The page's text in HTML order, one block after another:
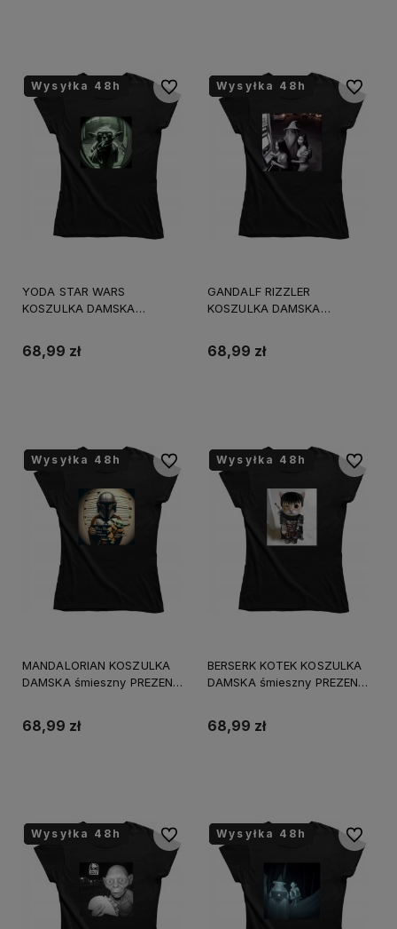
Wysyłka 48h
Wysyłka 48h
YODA STAR WARS
KOSZULKA DAMSKA
68,99 zł
Do ulubionychWysyłka 48h
Wysyłka 48h
Wysyłka 48h
GANDALF RIZZLER
KOSZULKA DAMSKA
68,99 zł
Do
Wysyłka 48h
Wysyłka 48h
Wysyłka 48h
MANDALORIAN KOSZULKA
DAMSKA śmieszny PREZENT
68,99 zł
Do ulubionychWysyłka 48h
Wysyłka 48h
Wysyłka 48h
BERSERK KOTEK KOSZULKA
DAMSKA śmieszny PREZENT
68,99 zł
Do
Wysyłka 48h
Wysyłka 48h
Wysyłka 48h Do ulubionychWysyłka 48h
Wysyłka 48h
Wysyłka 48h Do